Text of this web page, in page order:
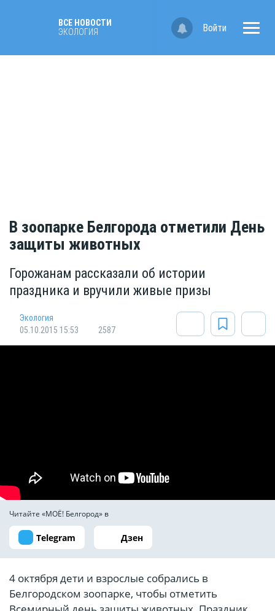
ВСЕ НОВОСТИ
ЭКОЛОГИЯ
Войти
В зоопарке Белгорода отметили День
защиты животных
Горожанам рассказали об истории
праздника и вручили живые призы
Экология
05.10.2015 15:53
2587
Читайте «МОЁ! Белгород» в
Telegram Дзен
4 октября дети и взрослые собрались в
Белгородском зоопарке, чтобы отметить